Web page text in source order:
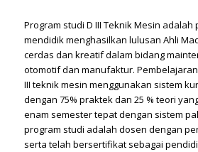
Program studi D III Teknik Mesin
mendidik menghasilkan lulusan Ahli
cerdas dan kreatif dalam bidang
otomotif dan manufaktur.
III teknik mesin menggunakan sistem
dengan 75% praktek dan 25 % teori
enam semester tepat dengan sistem
program studi adalah dosen dengan
serta telah bersertifikat sebagai